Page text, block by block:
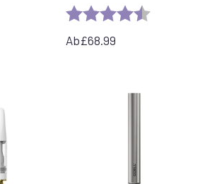
Bewertung:
Ab£68.99